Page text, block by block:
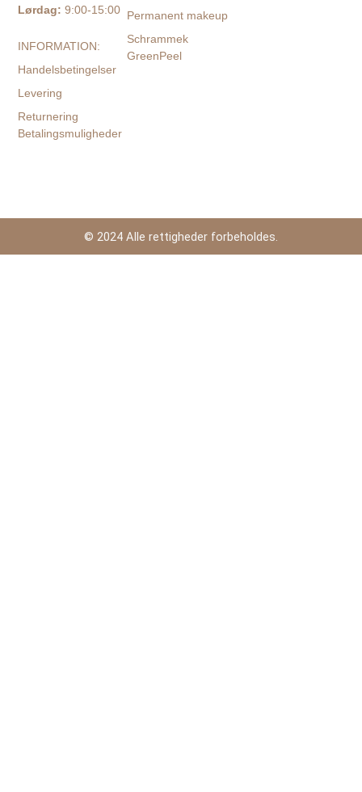
Lørdag: 9:00-15:00
INFORMATION:
Handelsbetingelser
Levering
Returnering
Betalingsmuligheder
Permanent makeup
Schrammek
GreenPeel
© 2024 Alle rettigheder forbeholdes.